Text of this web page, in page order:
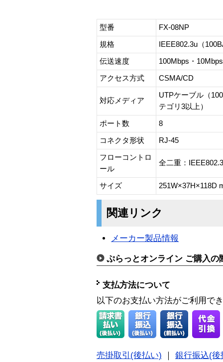
型番 FX-08NP
規格 IEEE802.3u（
伝送速度 100Mbps・10Mbps
アクセス方式 CSMA/CD
対応メディア
UTPケーブル（
テゴリ3以上）
ポート数 8
コネクタ形状 RJ-45
フローコントロ
ール
全二重：
サイズ 251W×37H×118D
関連リンク
メーカー製品情報
ぷらっとオンライン ご購入の
支払方法について
以下のお支払い方法がご利用で
売掛取引(後払い) 銀行振込(後